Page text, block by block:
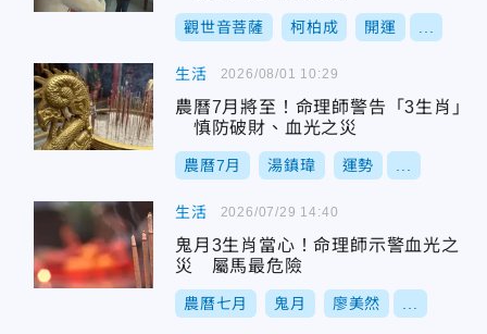
觀世音菩薩 柯柏成 開運
生活
農曆7月將至！命理師警告「3生肖」
慎防破財、血光之災
農曆7月 湯鎮瑋 運勢
2026/08/01 10:29
生活
鬼月3生肖當心！命理師示警血光之
災 屬馬最危險
農曆七月 鬼月 廖美然
2026/07/29 14:40